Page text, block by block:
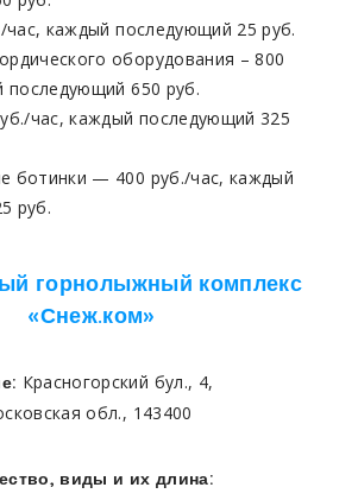
час, каждый последующий 25 руб.
оборудования – 800
последующий 650 руб.
час, каждый последующий 325
ботинки — 400 руб./час, каждый
руб.
горнолыжный комплекс
«Снеж.ком»
Красногорский бул., 4,
обл., 143400
виды и их длина: